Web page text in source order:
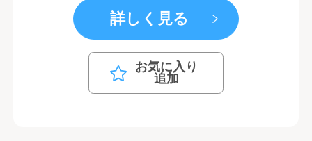
詳しく見る
お気に入り
追加